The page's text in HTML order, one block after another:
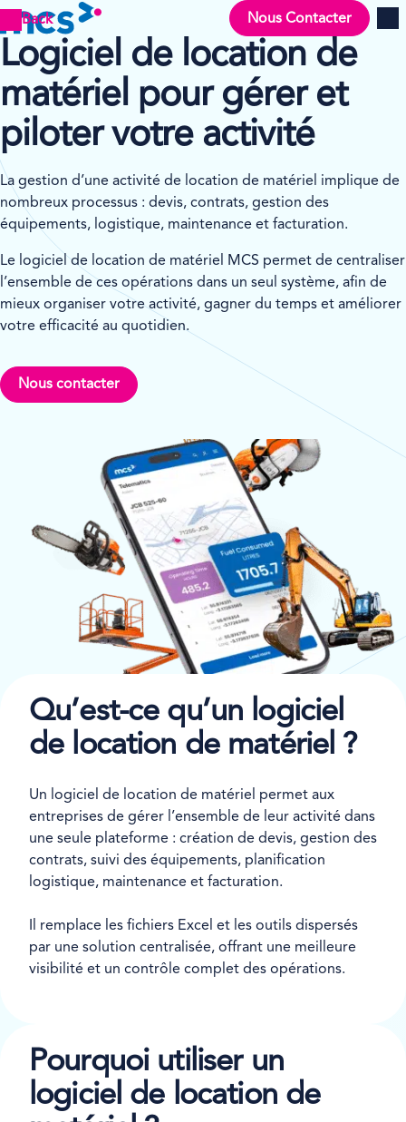
Back Nous Contacter
Logiciel de location de
matériel pour gérer et
piloter votre activité
La gestion d’une activité de location de matériel implique de
nombreux processus : devis, contrats, gestion des
équipements, logistique, maintenance et facturation.
Le logiciel de location de matériel MCS permet de centraliser
l’ensemble de ces opérations dans un seul système, afin de
mieux organiser votre activité, gagner du temps et améliorer
votre efficacité au quotidien.
Nous contacter
Qu’est-ce qu’un logiciel
de location de matériel ?
Un logiciel de location de matériel permet aux
entreprises de gérer l’ensemble de leur activité dans
une seule plateforme : création de devis, gestion des
contrats, suivi des équipements, planification
logistique, maintenance et facturation.
Il remplace les fichiers Excel et les outils dispersés
par une solution centralisée, offrant une meilleure
visibilité et un contrôle complet des opérations.
Pourquoi utiliser un
logiciel de location de